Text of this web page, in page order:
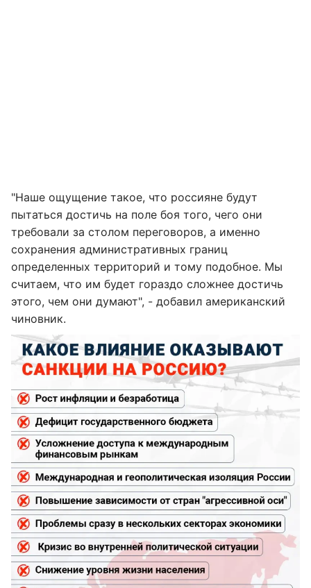
"Наше ощущение такое, что россияне будут
пытаться достичь на поле боя того, чего они
требовали за столом переговоров, а именно
сохранения административных границ
определенных территорий и тому подобное. Мы
считаем, что им будет гораздо сложнее достичь
этого, чем они думают", - добавил американский
чиновник.